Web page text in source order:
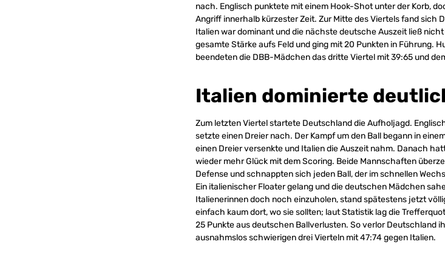
nach. Englisch punktete mit einem Hook-Shot unter der Korb,
Angriff innerhalb kürzester Zeit. Zur Mitte des Viertels fand sich
Italien war dominant und die nächste deutsche Auszeit ließ
gesamte Stärke aufs Feld und ging mit 20 Punkten in Führung.
beendeten die DBB-Mädchen das dritte Viertel mit 39:65 und
Italien dominierte
Zum letzten Viertel startete Deutschland die Aufholjagd.
setzte einen Dreier nach. Der Kampf um den Ball begann in
einen Dreier versenkte und Italien die Auszeit nahm. Danach
wieder mehr Glück mit dem Scoring. Beide Mannschaften
Defense und schnappten sich jeden Ball, der im schnellen
Ein italienischer Floater gelang und die deutschen Mädchen
Italienerinnen doch noch einzuholen, stand spätestens jetzt
einfach kaum dort, wo sie sollten; laut Statistik lag die
25 Punkte aus deutschen Ballverlusten. So verlor Deutschland
ausnahmslos schwierigen drei Vierteln mit 47:74 gegen Italien.